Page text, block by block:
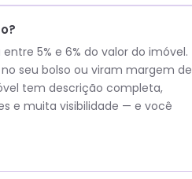
5% e 6% do valor do imóvel.
seu bolso ou viram margem de
tem descrição completa,
e muita visibilidade — e você